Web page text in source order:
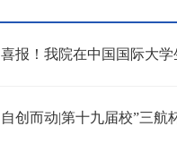
喜报！我院在中国国际大学
自创而动|第十九届校”三航